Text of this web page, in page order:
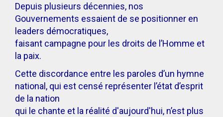
Depuis plusieurs décennies, nos
Gouvernements essaient de se positionner en
leaders démocratiques,
faisant campagne pour les droits de l’Homme et
la paix.
Cette discordance entre les paroles d’un hymne
national, qui est censé représenter l’état d’esprit
de la nation
qui le chante et la réalité d'aujourd'hui, n’est plus